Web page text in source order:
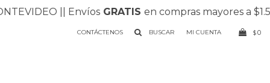
| | EnvíosGRATISen compras mayores a
CONTÁCTENOS $0